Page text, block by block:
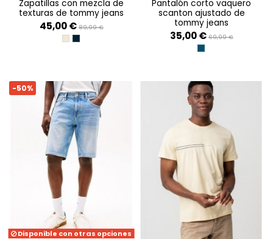
zapatillas con mezcla de
texturas de tommy jeans
45,00 € 89,99 €
ECRUDARK NIGHT NAVY
pantalón corto vaquero
scanton ajustado de
tommy jeans
35,00 € 69,99 €
DENIM MEDIUM
-50%
Disponible con otras opciones